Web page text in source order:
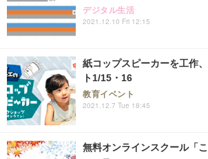
デジタル生活
2021.12.10 Fri 12:15
紙コップスピーカーを工作
ト1/15・16
教育イベント
2021.12.7 Tue 18:45
無料オンラインスクール「